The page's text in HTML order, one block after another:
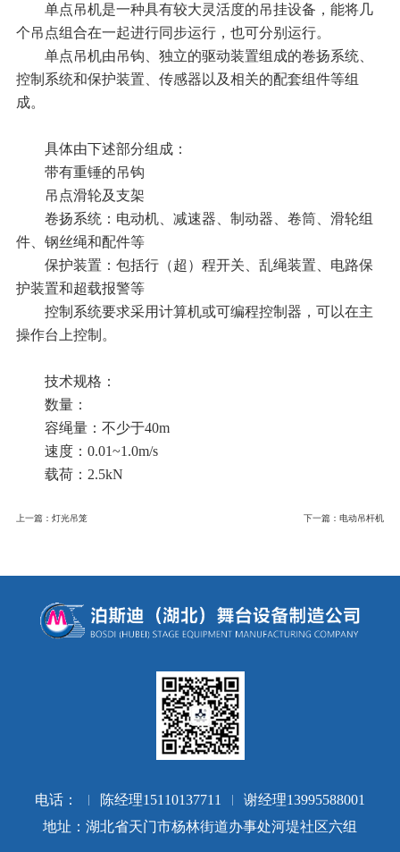
单点吊机是一种具有较大灵活度的吊挂设备，能将几
个吊点组合在一起进行同步运行，也可分别运行。
单点吊机由吊钩、独立的驱动装置组成的卷扬系统、
控制系统和保护装置、传感器以及相关的配套组件等组
成。
具体由下述部分组成：
带有重锤的吊钩
吊点滑轮及支架
卷扬系统：电动机、减速器、制动器、卷筒、滑轮组
件、钢丝绳和配件等
保护装置：包括行（超）程开关、乱绳装置、电路保
护装置和超载报警等
控制系统要求采用计算机或可编程控制器，可以在主
操作台上控制。
技术规格：
数量：
容绳量：不少于40m
速度： 0.01~1.0m/s
载荷： 2.5kN
上一篇：灯光吊笼 下一篇：电动吊杆机
电话： 陈经理15110137711
谢经理13995588001
地址：湖北省天门市杨林街道办事处河堤社区六组